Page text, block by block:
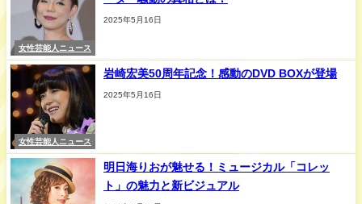
女性芸能人ニュース
2025年5月16日
女性芸能人ニュース
岩崎宏美50周年記念！感動のDVD BOXが登場
2025年5月16日
明日海りおが魅せる！ミュージカル「コレッ
ト」の魅力と新ビジュアル